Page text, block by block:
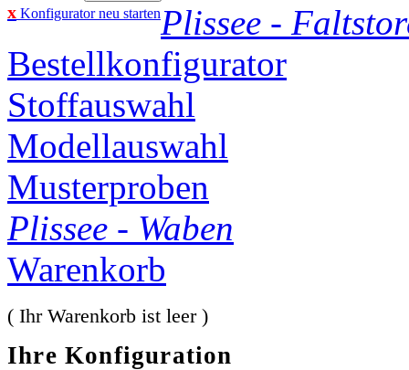
x Konfigurator neu startenPlissee -
Bestellkonfigurator
Stoffauswahl
Modellauswahl
Musterproben
Plissee - Waben
Warenkorb
( Ihr Warenkorb ist leer )
Ihre Konfiguration